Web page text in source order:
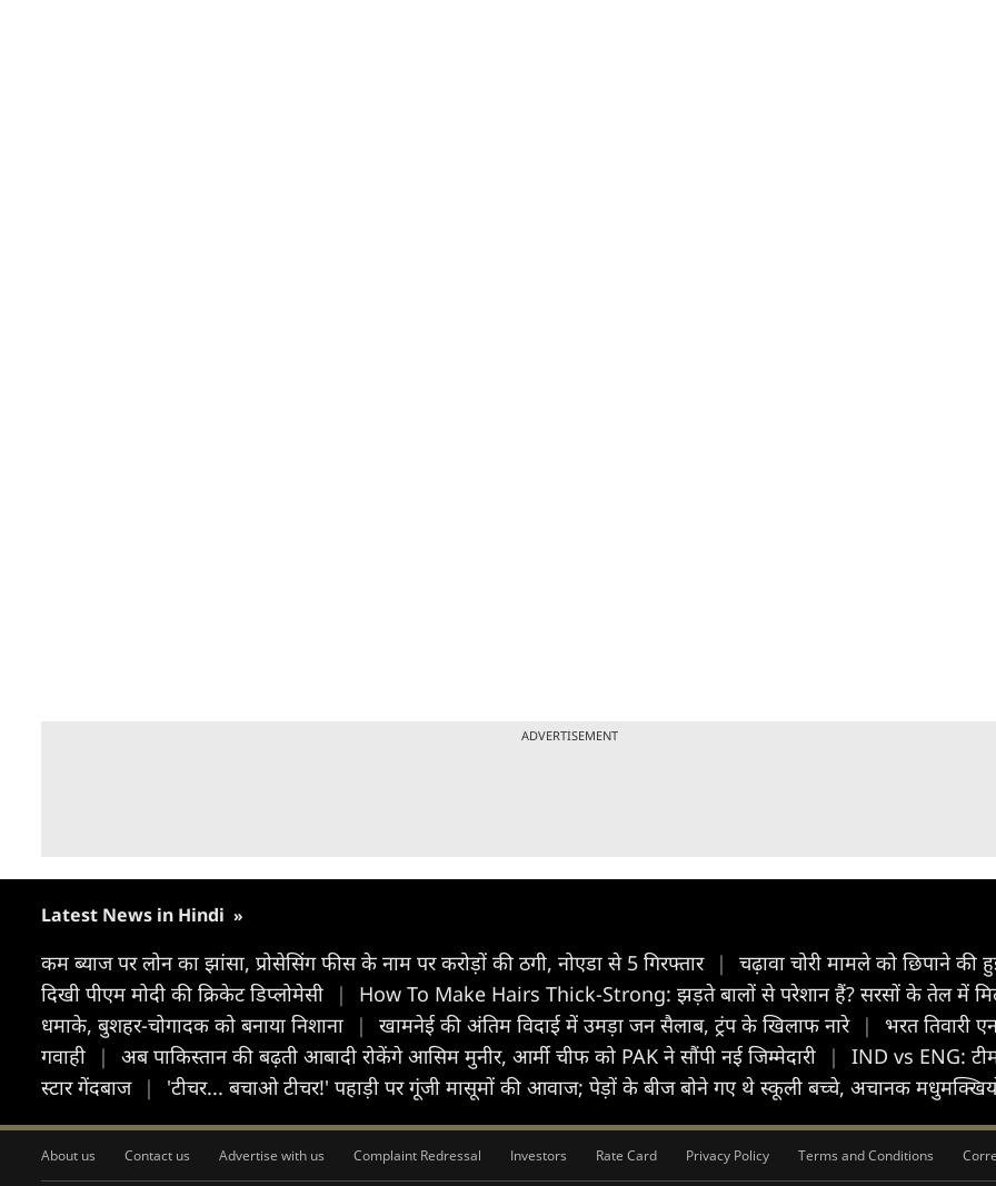
ADVERTISEMENT
Latest News in Hindi »
कम ब्याज पर लोन का झांसा, प्रोसेसिंग फीस के नाम पर करोड़ों की ठगी, नोएडा से 5 गिरफ्तार | चढ़ावा चोरी मामले को छिपाने
दिखी पीएम मोदी की क्रिकेट डिप्लोमेसी
| How To Make Hairs Thick-Strong: झड़ते बालों से परेशान हैं? सरसों के तेल में
धमाके, बुशहर-चोगादक को बनाया निशाना
| खामनेई की अंतिम विदाई में उमड़ा जन सैलाब, ट्रंप के खिलाफ नारे |
भरत तिवारी
गवाही
| अब पाकिस्तान की बढ़ती आबादी रोकेंगे आसिम मुनीर, आर्मी चीफ को PAK ने सौंपी नई जिम्मेदारी |
IND vs ENG:
स्टार गेंदबाज | 'टीचर... बचाओ टीचर!' पहाड़ी पर गूंजी मासूमों की आवाज; पेड़ों के बीज बोने गए थे स्कूली बच्चे, अचानक
About us Contact us Advertise with us Complaint Redressal Investors Rate Card Privacy Policy Terms and Conditions